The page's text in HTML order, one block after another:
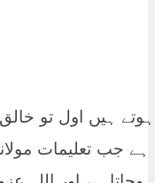
ہیں اول تو
جب تعلیمات